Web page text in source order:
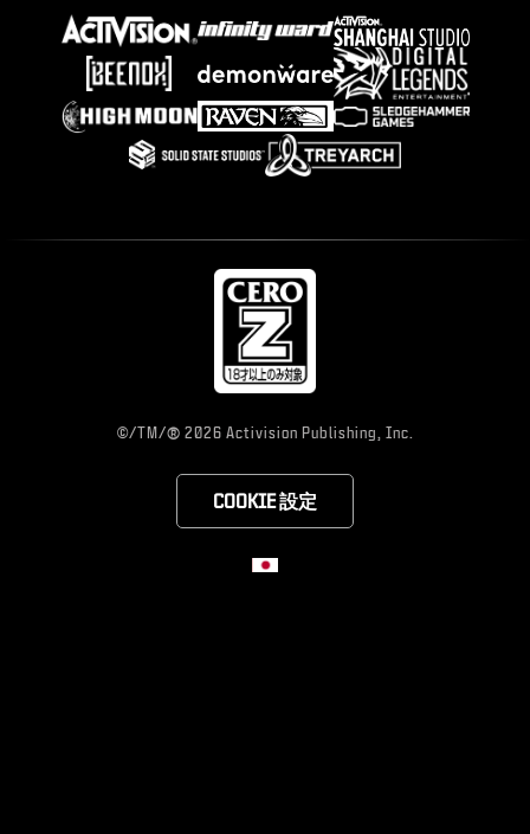
©/TM/® 2026 Activision Publishing, Inc.
COOKIE 設定
Choose your region